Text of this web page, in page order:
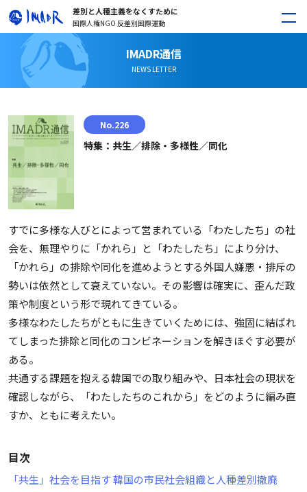
差別と人種主義をなくすために
国際人権NGO 反差別国際運動
IMADR通信
NEWS LETTER
No.226
特集：共生／排除・多様性／同化
すでに多様な人びとによって営まれている「わたしたち」の社
会を、無理やりに「かれら」と「わたしたち」により分け、
「かれら」の排除や同化を進めようとする外国人嫌悪・排斥の
勢いは依然として衰えていない。その影響は確実に、歪んだ政
策や制度という形で現れてきている。
多様なわたしたちがともに生きていくためには、強固に結ばれ
てしまった排除と同化のコンビネーションを解きほぐす必要が
ある。
共通する課題を抱える韓国での取り組みや、日本社会の現状を
確認しながら、「わたしたちのこれから」をどのように編み直
すか、ともに考えたい。
目次
「共生」社会を目指す 韓国の市民社会組織と人種差別撤廃